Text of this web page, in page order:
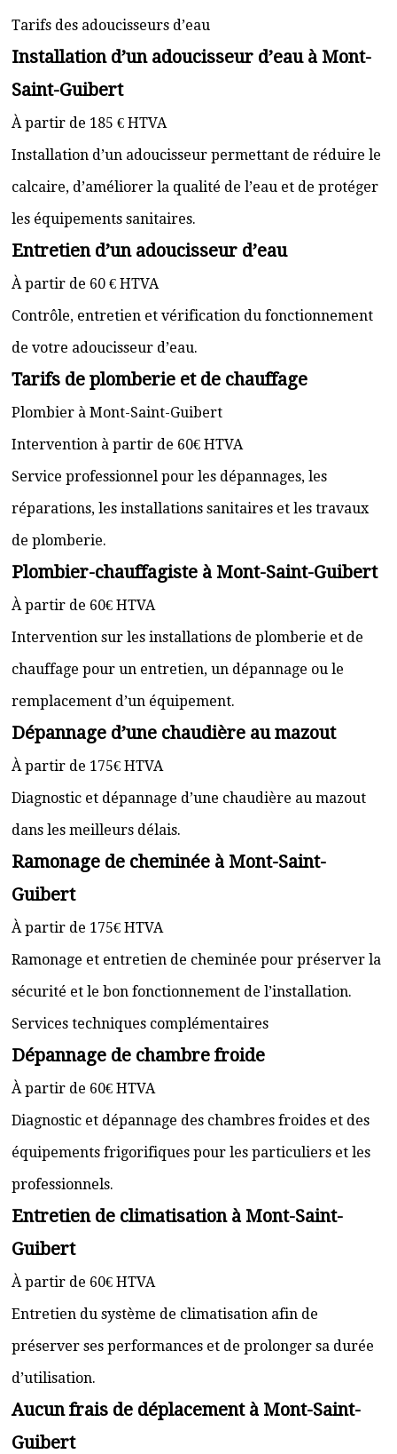
Tarifs des adoucisseurs d’eau
Installation d’un adoucisseur d’eau à Mont-
Saint-Guibert
À partir de 185 € HTVA
Installation d’un adoucisseur permettant de réduire le
calcaire, d’améliorer la qualité de l’eau et de protéger
les équipements sanitaires.
Entretien d’un adoucisseur d’eau
À partir de 60 € HTVA
Contrôle, entretien et vérification du fonctionnement
de votre adoucisseur d’eau.
Tarifs de plomberie et de chauffage
Plombier à Mont-Saint-Guibert
Intervention à partir de 60€ HTVA
Service professionnel pour les dépannages, les
réparations, les installations sanitaires et les travaux
de plomberie.
Plombier-chauffagiste à Mont-Saint-Guibert
À partir de 60€ HTVA
Intervention sur les installations de plomberie et de
chauffage pour un entretien, un dépannage ou le
remplacement d’un équipement.
Dépannage d’une chaudière au mazout
À partir de 175€ HTVA
Diagnostic et dépannage d’une chaudière au mazout
dans les meilleurs délais.
Ramonage de cheminée à Mont-Saint-
Guibert
À partir de 175€ HTVA
Ramonage et entretien de cheminée pour préserver la
sécurité et le bon fonctionnement de l’installation.
Services techniques complémentaires
Dépannage de chambre froide
À partir de 60€ HTVA
Diagnostic et dépannage des chambres froides et des
équipements frigorifiques pour les particuliers et les
professionnels.
Entretien de climatisation à Mont-Saint-
Guibert
À partir de 60€ HTVA
Entretien du système de climatisation afin de
préserver ses performances et de prolonger sa durée
d’utilisation.
Aucun frais de déplacement à Mont-Saint-
Guibert